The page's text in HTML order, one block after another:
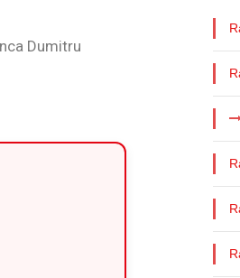
Dumitru